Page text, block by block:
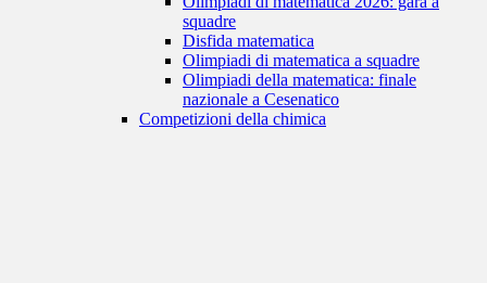
squadre
Disfida matematica
Olimpiadi di matematica a squadre
Olimpiadi della matematica: finale
nazionale a Cesenatico
Competizioni della chimica